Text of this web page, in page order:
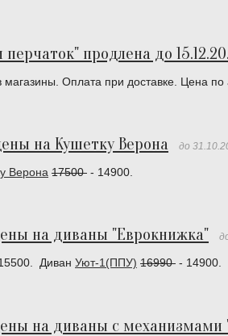
продлена до
магазины. Оплата при доставке. Цена
на Кушетку Верона до
Верона 17500 - 14900.
на диваны "Еврокнижка"
Диван Уют-1(ППУ) 16990 - 14900.
на диваны с механизмами